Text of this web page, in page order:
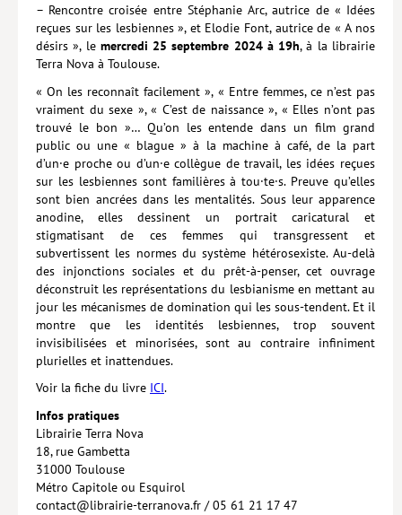
MiMed
Mobilisations
MythO !
Actes de colloque
>> Cavalier poche <<
>> Livres numériques <<
AUTEURS
PARTENARIATS
CORPORATE
Idées reçues – Corporate
Livres blancs
Hors collection
POLITIQUE DE CONFIDENTIALITÉ
– Rencontre croisée entre Stéphanie Arc, autrice de « Idées
reçues sur les lesbiennes », et Elodie Font, autrice de « A nos
désirs », lemercredi 25 septembre 2024 à 19h, à la librairie
Terra Nova à Toulouse.
« On les reconnaît facilement », « Entre femmes, ce n’est pas
vraiment du sexe », « C’est de naissance », « Elles n’ont pas
trouvé le bon »… Qu’on les entende dans un film grand
public ou une « blague » à la machine à café, de la part
d’un·e proche ou d’un·e collègue de travail, les idées reçues
sur les lesbiennes sont familières à tou·te·s. Preuve qu’elles
sont bien ancrées dans les mentalités. Sous leur apparence
anodine, elles dessinent un portrait caricatural et
stigmatisant de ces femmes qui transgressent et
subvertissent les normes du système hétérosexiste. Au-delà
des injonctions sociales et du prêt-à-penser, cet ouvrage
déconstruit les représentations du lesbianisme en mettant au
jour les mécanismes de domination qui les sous-tendent. Et il
montre que les identités lesbiennes, trop souvent
invisibilisées et minorisées, sont au contraire infiniment
plurielles et inattendues.
Voir la fiche du livre ICI.
Infos pratiques
Librairie Terra Nova
18, rue Gambetta
31000 Toulouse
Métro Capitole ou Esquirol
contact@librairie-terranova.fr / 05 61 21 17 47